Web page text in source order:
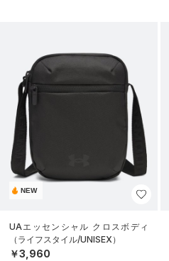
NEW
UAエッセンシャル クロスボディ
（ライフスタイル/UNISEX）
￥3,960